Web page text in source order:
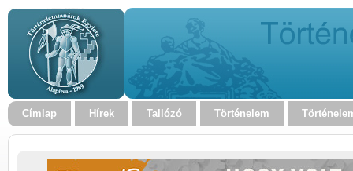
Címlap Hírek Tallózó Történelem